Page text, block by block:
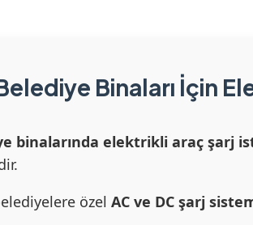
Binaları İçin
binalarında elektrikli araç şarj
özel AC ve DC şarj